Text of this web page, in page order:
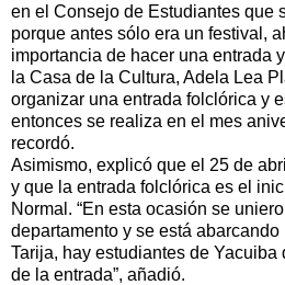
en el Consejo de Estudiantes que
porque antes sólo era un festival,
importancia de hacer una entrada
la Casa de la Cultura, Adela Lea
organizar una entrada folclórica y
entonces se realiza en el mes
recordó.
Asimismo, explicó que el 25 de
y que la entrada folclórica es el
Normal. “En esta ocasión se
departamento y se está
Tarija, hay estudiantes de
de la entrada”, añadió.